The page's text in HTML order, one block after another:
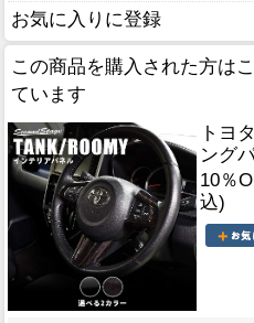
お気に入りに登録
この商品を購入された方は
ています
トヨ
ング
10％
込)